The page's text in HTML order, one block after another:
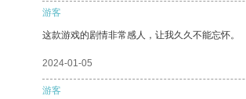
游客
这款游戏的剧情非常感人，让我久久不能忘怀。
2024-01-05
游客